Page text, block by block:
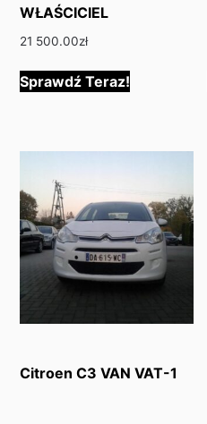
WŁAŚCICIEL
21 500.00zł
Sprawdź Teraz!
Citroen C3 VAN VAT-1